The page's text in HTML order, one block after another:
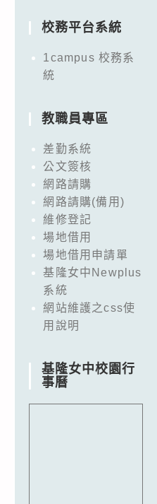
校務平台系統
1campus 校務系
統
教職員專區
差勤系統
公文簽核
網路請購
網路請購(備用)
維修登記
場地借用
場地借用申請單
基隆女中Newplus
系統
網站維護之css使
用說明
基隆女中校園行
事曆